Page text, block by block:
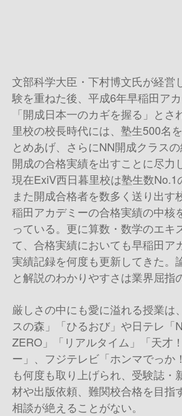
文部科学大臣・下村博文氏が経営
験を重ねた後、平成6年早稲田アカ
「開成日本一のカギを握る」とさ
里校の校長時代には、塾生500名
とめあげ、さらにNN開成クラス
開成の合格実績を出すことに尽力
現在ExiV西日暮里校は塾生数No.1
また開成合格者を数多く送り出す
稲田アカデミーの合格実績の中核
っている。更に算数・数学のエキ
て、合格実績においても早稲田ア
実績記録を何度も更新してきた。
と解説のわかりやすさは業界屈指
厳しさの中にも愛に溢れる授業は
スの森」「ひるおび」や日テレ「
ZERO」「リアルタイム」「天才
ー」、フジテレビ「ホンマでっか
も何度も取り上げられ、受験誌・
材や出版依頼、難関校合格を目指
相談が絶えることがない。